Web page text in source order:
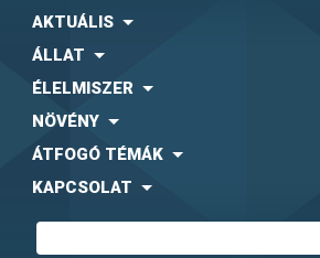
AKTUÁLIS
ÁLLAT
ÉLELMISZER
NÖVÉNY
ÁTFOGÓ TÉMÁK
KAPCSOLAT